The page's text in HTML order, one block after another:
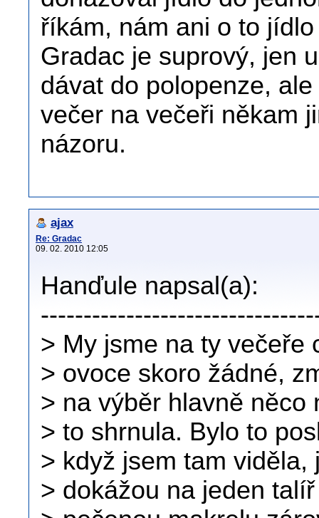
říkám, nám ani o to
Gradac je suprový, jen
dávat do polopenze,
večer na večeři někam
názoru.
ajax
Re: Gradac
09. 02. 2010 12:05
Hanďule napsal(a):
> My jsme na ty večeře
> ovoce skoro žádné,
> na výběr hlavně něco
> to shrnula. Bylo to
> když jsem tam
> dokážou na jeden